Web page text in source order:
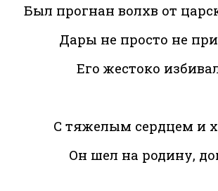
Был прогнан волхв от
Дары не просто не
Его жестоко
С тяжелым сердцем и
Он шел на родину,